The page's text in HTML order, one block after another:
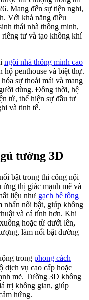
Mang đến sự tiện nghi,
Với khả năng điều
thái nhà thông minh,
tư và tạo không khí
ngôi nhà thông minh cao
hộ penthouse và biệt thự.
sự thoải mái và mang
dùng. Đồng thời, hệ
tử, thể hiện sự đầu tư
và tinh tế.
tường 3D
bật trong thi công nội
thị giác mạnh mẽ và
liệu như gạch bê tông
nhấn nổi bật, giúp không
và cá tính hơn. Khi
hoặc từ dưới lên,
làm nổi bật đường
trong phong cách
dịch vụ cao cấp hoặc
mẽ. Tường 3D không
trị không gian, giúp
hứng.